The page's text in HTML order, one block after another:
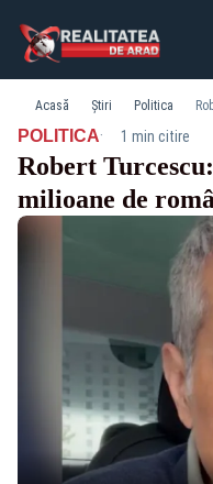
Acasă Știri Politica
POLITICA· 1 min citire
Robert
milioane de